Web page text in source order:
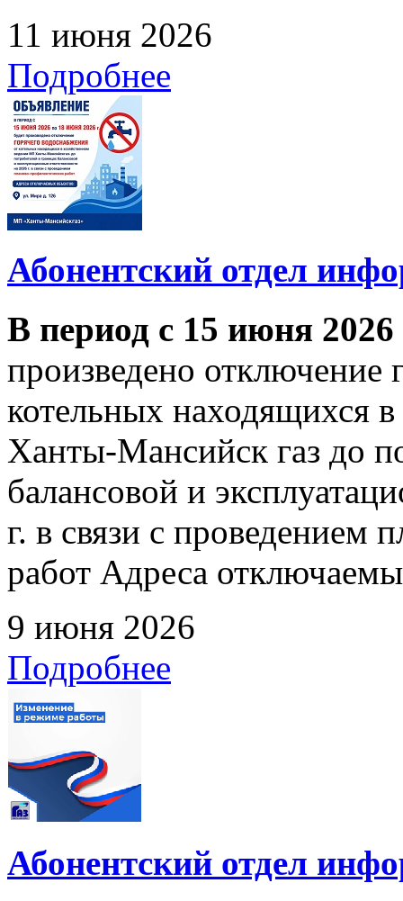
11 июня 2026
Подробнее
Абонентский отдел
В период с 15 июня
произведено отключение
котельных находящихся
Ханты-Мансийск газ до
балансовой и
г. в связи с проведением
работ Адреса
9 июня 2026
Подробнее
Абонентский отдел